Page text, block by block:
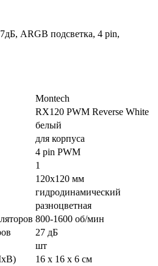
ARGB подсветка, 4 pin,
Montech
RX120 PWM Reverse White
белый
для корпуса
4 pin PWM
1
120x120 мм
гидродинамический
разноцветная
800-1600 об/мин
27 дБ
шт
16 x 16 x 6 см